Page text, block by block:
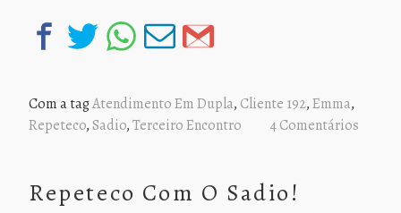
Com a tagAtendimento Em Dupla, Cliente 192,Emma,
Repeteco,Sadio,Terceiro Encontro 4 Comentários
Repeteco Com O Sadio!